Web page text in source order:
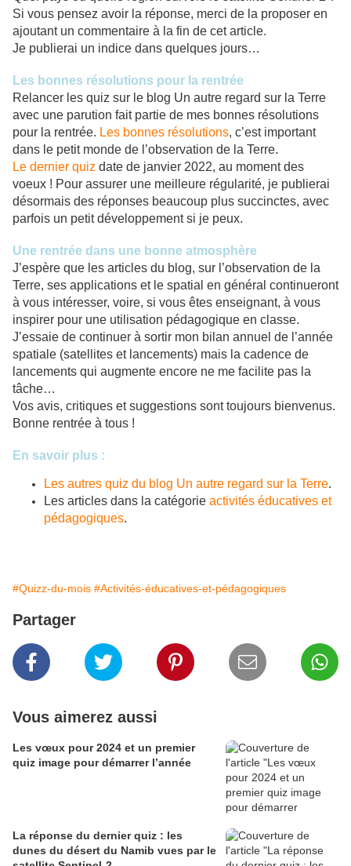
Si vous pensez avoir la réponse, merci de la proposer en
ajoutant un commentaire à la fin de cet article.
Je publierai un indice dans quelques jours…
Les bonnes résolutions pour la rentrée
Relancer les quiz sur le blog Un autre regard sur la Terre
avec une parution fait partie de mes bonnes résolutions
pour la rentrée. Les bonnes résolutions, c’est important
dans le petit monde de l’observation de la Terre.
Le dernier quiz date de janvier 2022, au moment des
voeux ! Pour assurer une meilleure régularité, je publierai
désormais des réponses beaucoup plus succinctes, avec
parfois un petit développement si je peux.
Une rentrée dans une bonne atmosphère
J’espère que les articles du blog, sur l’observation de la
Terre, ses applications et le spatial en général continueront
à vous intéresser, voire, si vous êtes enseignant, à vous
inspirer pour une utilisation pédagogique en classe.
J’essaie de continuer à sortir mon bilan annuel de l’année
spatiale (satellites et lancements) mais la cadence de
lancements qui augmente encore ne me facilite pas la
tâche…
Vos avis, critiques et suggestions sont toujours bienvenus.
Bonne rentrée à tous !
En savoir plus :
Les autres quiz du blog Un autre regard sur la Terre.
Les articles dans la catégorie activités éducatives et
pédagogiques.
#Quizz-du-mois #Activités-éducatives-et-pédagogiques
Partager
Vous aimerez aussi
Les vœux pour 2024 et un premier
quiz image pour démarrer l’année
La réponse du dernier quiz : les
dunes du désert du Namib vues par le